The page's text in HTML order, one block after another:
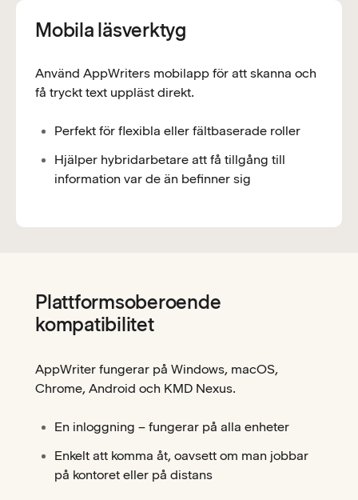
Mobila läsverktyg
Använd AppWriters mobilapp för att skanna och
få tryckt text uppläst direkt.
Perfekt för flexibla eller fältbaserade roller
Hjälper hybridarbetare att få tillgång till
information var de än befinner sig
Plattformsoberoende
kompatibilitet
AppWriter fungerar på Windows, macOS,
Chrome, Android och KMD Nexus.
En inloggning – fungerar på alla enheter
Enkelt att komma åt, oavsett om man jobbar
på kontoret eller på distans